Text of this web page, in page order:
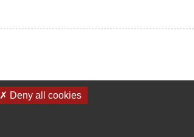
✗ Deny all cookies